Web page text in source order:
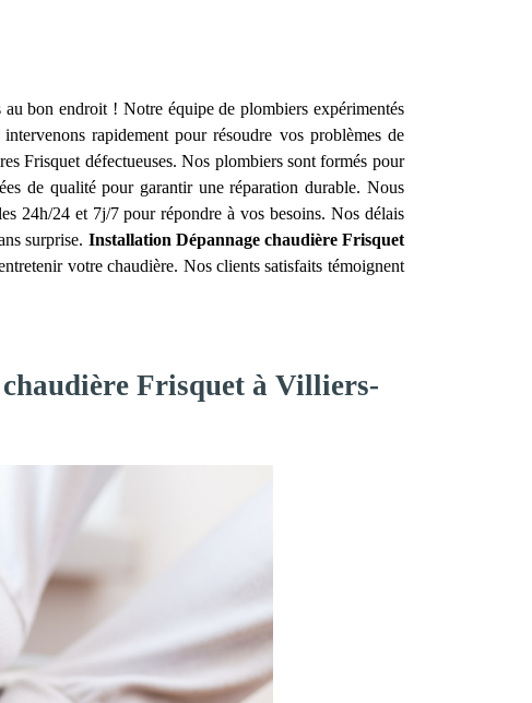
au bon endroit ! Notre équipe de plombiers expérimentés
rapidement pour résoudre vos problèmes de
Frisquet défectueuses. Nos plombiers sont formés pour
de qualité pour garantir une réparation durable. Nous
24h/24 et 7j/7 pour répondre à vos besoins. Nos délais
surprise. Installation Dépannage chaudière Frisquet
votre chaudière. Nos clients satisfaits témoignent
Frisquet à Villiers-